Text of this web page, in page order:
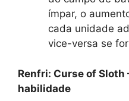
ímpar, o
cada unidade
vice-versa se
Renfri: Curse of Sloth
habilidade